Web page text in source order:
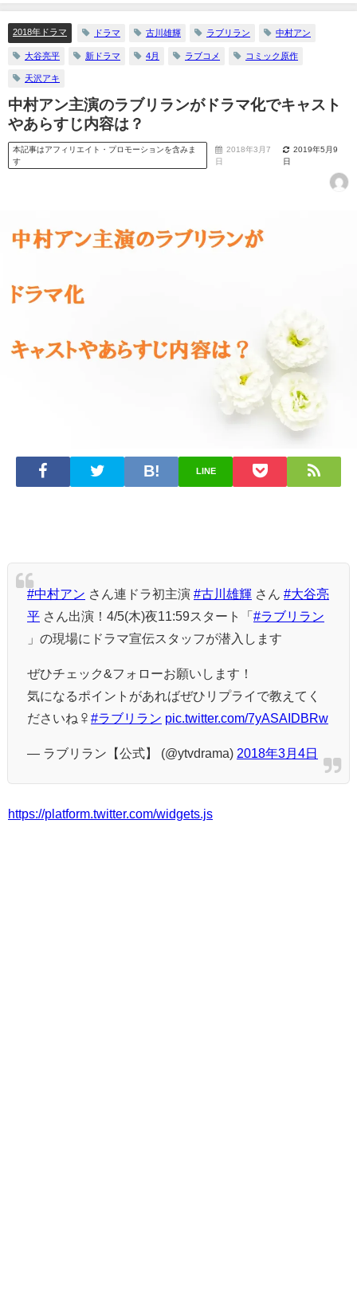
らすじ内容は？
2018年ドラマ ドラマ 古川雄輝 ラブリラン 中村アン
大谷亮平 新ドラマ 4月 ラブコメ コミック原作
天沢アキ
中村アン主演のラブリランがドラマ化でキャスト
やあらすじ内容は？
本記事はアフィリエイト・プロモーションを含みま
す
2018年3月7
日
2019年5月9
日
LINE
#中村アン さん連ドラ初主演 #古川雄輝 さん #大谷亮
平 さん出演！4/5(木)夜11:59スタート「 #ラブリラン
」の現場にドラマ宣伝スタッフが潜入します
ぜひチェック&フォローお願いします！
気になるポイントがあればぜひリプライで教えてく
ださいね‍♀ #ラブリラン pic.twitter.com/7yASAIDBRw
— ラブリラン【公式】 (@ytvdrama) 2018年3月4日
https://platform.twitter.com/widgets.js